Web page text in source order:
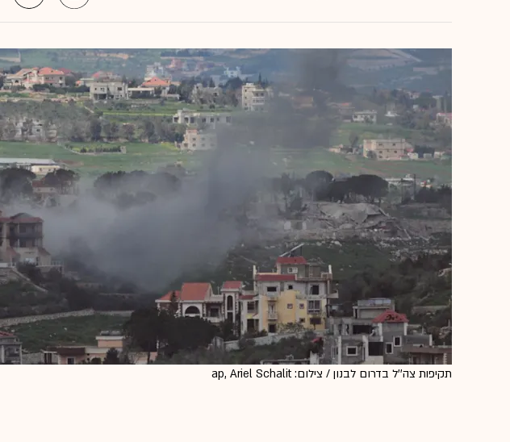
תקיפות צה''ל בדרום לבנון / צילום: ap, Ariel Schalit